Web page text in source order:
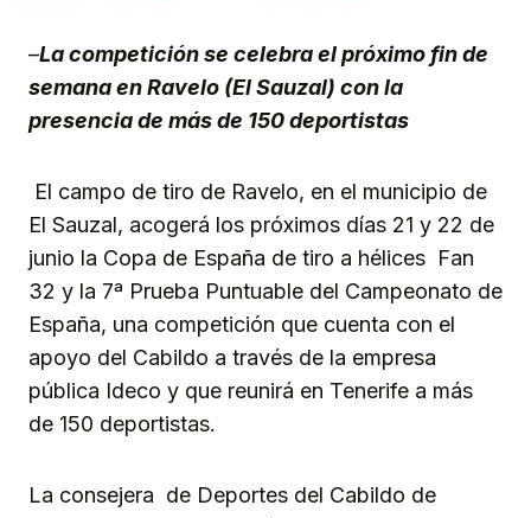
–La competición se celebra el próximo fin de
semana en Ravelo (El Sauzal) con la
presencia de más de 150 deportistas
El campo de tiro de Ravelo, en el municipio de
El Sauzal, acogerá los próximos días 21 y 22 de
junio la Copa de España de tiro a hélices Fan
32 y la 7ª Prueba Puntuable del Campeonato de
España, una competición que cuenta con el
apoyo del Cabildo a través de la empresa
pública Ideco y que reunirá en Tenerife a más
de 150 deportistas.
La consejera de Deportes del Cabildo de